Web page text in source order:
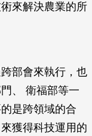
來解決農業的所
部會來執行，也
、 衛福部等一
是跨領域的合
獲得科技運用的